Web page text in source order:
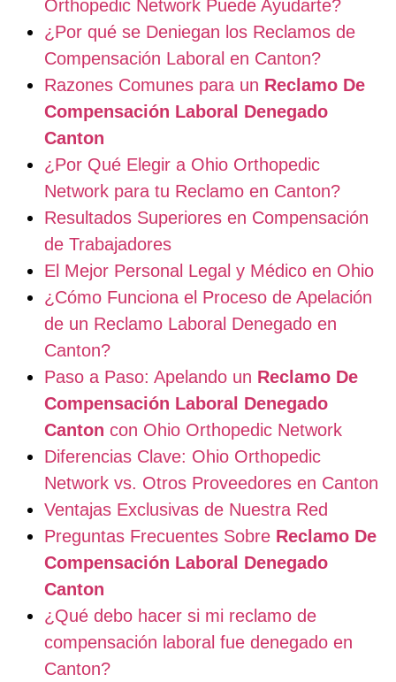
Orthopedic Network Puede Ayudarte?
¿Por qué se Deniegan los Reclamos de
Compensación Laboral en Canton?
Razones Comunes para un Reclamo De
Compensación Laboral Denegado
Canton
¿Por Qué Elegir a Ohio Orthopedic
Network para tu Reclamo en Canton?
Resultados Superiores en Compensación
de Trabajadores
El Mejor Personal Legal y Médico en Ohio
¿Cómo Funciona el Proceso de Apelación
de un Reclamo Laboral Denegado en
Canton?
Paso a Paso: Apelando un Reclamo De
Compensación Laboral Denegado
Canton con Ohio Orthopedic Network
Diferencias Clave: Ohio Orthopedic
Network vs. Otros Proveedores en Canton
Ventajas Exclusivas de Nuestra Red
Preguntas Frecuentes Sobre Reclamo De
Compensación Laboral Denegado
Canton
¿Qué debo hacer si mi reclamo de
compensación laboral fue denegado en
Canton?